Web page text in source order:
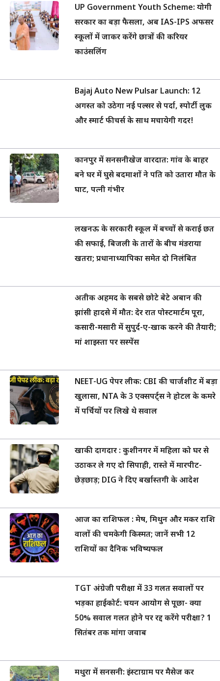
UP Government Youth Scheme: योगी
सरकार का बड़ा फैसला, अब IAS-IPS अफसर
स्कूलों में जाकर करेंगे छात्रों की करियर
काउंसलिंग
Bajaj Auto New Pulsar Launch: 12
अगस्त को उठेगा नई पल्सर से पर्दा, स्पोर्टी लुक
और स्मार्ट फीचर्स के साथ मचायेगी गदर!
कानपुर में सनसनीखेज वारदात: गांव के बाहर
बने घर में घुसे बदमाशों ने पति को उतारा मौत के
घाट, पत्नी गंभीर
लखनऊ के सरकारी स्कूल में बच्चों से कराई छत
की सफाई, बिजली के तारों के बीच मंडराया
खतरा; प्रधानाध्यापिका समेत दो निलंबित
अतीक अहमद के सबसे छोटे बेटे अबान की
झांसी हादसे में मौत: देर रात पोस्टमार्टम पूरा,
कसारी-मसारी में सुपुर्द-ए-खाक करने की तैयारी;
मां शाइस्ता पर सस्पेंस
NEET-UG पेपर लीक: CBI की चार्जशीट में बड़ा
खुलासा, NTA के 3 एक्सपर्ट्स ने होटल के कमरे
में पर्चियों पर लिखे थे सवाल
खाकी दागदार : कुशीनगर में महिला को घर से
उठाकर ले गए दो सिपाही, रास्ते में मारपीट-
छेड़छाड़; DIG ने दिए बर्खास्तगी के आदेश
आज का राशिफल : मेष, मिथुन और मकर राशि
वालों की चमकेगी किस्मत; जानें सभी 12
राशियों का दैनिक भविष्यफल
TGT अंग्रेजी परीक्षा में 33 गलत सवालों पर
भड़का हाईकोर्ट: चयन आयोग से पूछा- क्या
50% सवाल गलत होने पर रद्द करेंगे परीक्षा? 1
सितंबर तक मांगा जवाब
मथुरा में सनसनी: इंस्टाग्राम पर मैसेज कर